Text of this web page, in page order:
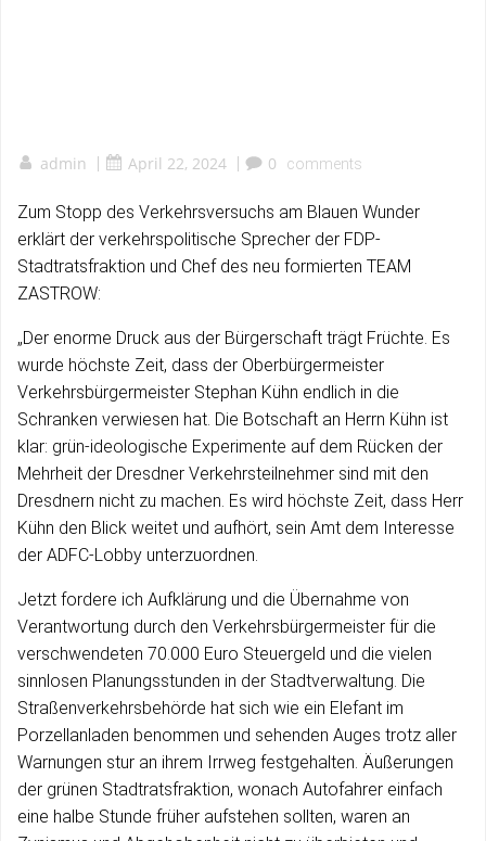
admin | April 22, 2024 | 0 comments
Zum Stopp des Verkehrsversuchs am Blauen Wunder
erklärt der verkehrspolitische Sprecher der FDP-
Stadtratsfraktion und Chef des neu formierten TEAM
ZASTROW:
„Der enorme Druck aus der Bürgerschaft trägt Früchte. Es
wurde höchste Zeit, dass der Oberbürgermeister
Verkehrsbürgermeister Stephan Kühn endlich in die
Schranken verwiesen hat. Die Botschaft an Herrn Kühn ist
klar: grün-ideologische Experimente auf dem Rücken der
Mehrheit der Dresdner Verkehrsteilnehmer sind mit den
Dresdnern nicht zu machen. Es wird höchste Zeit, dass Herr
Kühn den Blick weitet und aufhört, sein Amt dem Interesse
der ADFC-Lobby unterzuordnen.
Jetzt fordere ich Aufklärung und die Übernahme von
Verantwortung durch den Verkehrsbürgermeister für die
verschwendeten 70.000 Euro Steuergeld und die vielen
sinnlosen Planungsstunden in der Stadtverwaltung. Die
Straßenverkehrsbehörde hat sich wie ein Elefant im
Porzellanladen benommen und sehenden Auges trotz aller
Warnungen stur an ihrem Irrweg festgehalten. Äußerungen
der grünen Stadtratsfraktion, wonach Autofahrer einfach
eine halbe Stunde früher aufstehen sollten, waren an